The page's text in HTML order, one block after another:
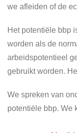
we afleiden of de
Het potentiële bbp
worden als de
arbeidspotentieel
gebruikt worden.
We spreken van
potentiële bbp. We